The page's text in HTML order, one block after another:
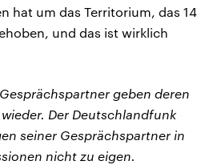
hat um das Territorium, das 14
und das ist wirklich
geben deren
Der Deutschlandfunk
seiner Gesprächspartner in
nicht zu eigen.